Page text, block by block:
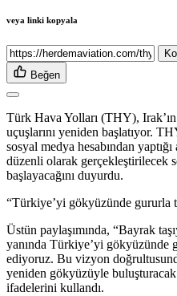
veya linki kopyala
Beğen
Türk Hava Yolları (THY),
uçuşlarını yeniden başlatıyor.
sosyal medya hesabından
düzenli olarak gerçekleştirilecek
başlayacağını duyurdu.
“Türkiye’yi gökyüzünde gururla
Üstün paylaşımında, “Bayrak
yanında Türkiye’yi gökyüzünde
ediyoruz. Bu vizyon
yeniden gökyüzüyle
ifadelerini kullandı.